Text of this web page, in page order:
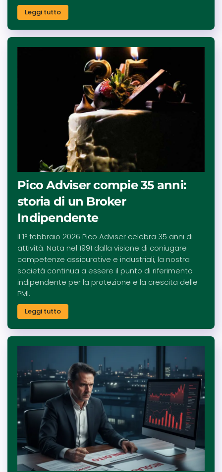
Leggi tutto
Pico Adviser compie 35 anni:
storia di un Broker
Indipendente
Il 1° febbraio 2026 Pico Adviser celebra 35 anni di
attività. Nata nel 1991 dalla visione di coniugare
competenze assicurative e industriali, la nostra
società continua a essere il punto di riferimento
indipendente per la protezione e la crescita delle
PMI.
Leggi tutto